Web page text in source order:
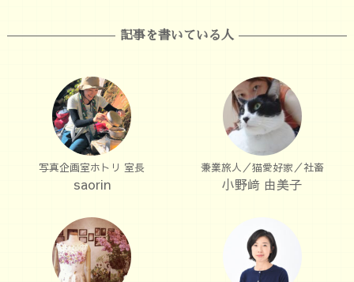
記事を書いている人
写真企画室ホトリ 室長
saorin
兼業旅人／猫愛好家／社畜
小野﨑 由美子